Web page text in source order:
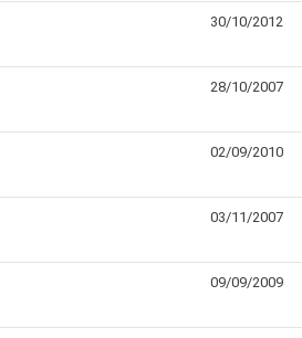
30/10/2012
28/10/2007
02/09/2010
03/11/2007
09/09/2009